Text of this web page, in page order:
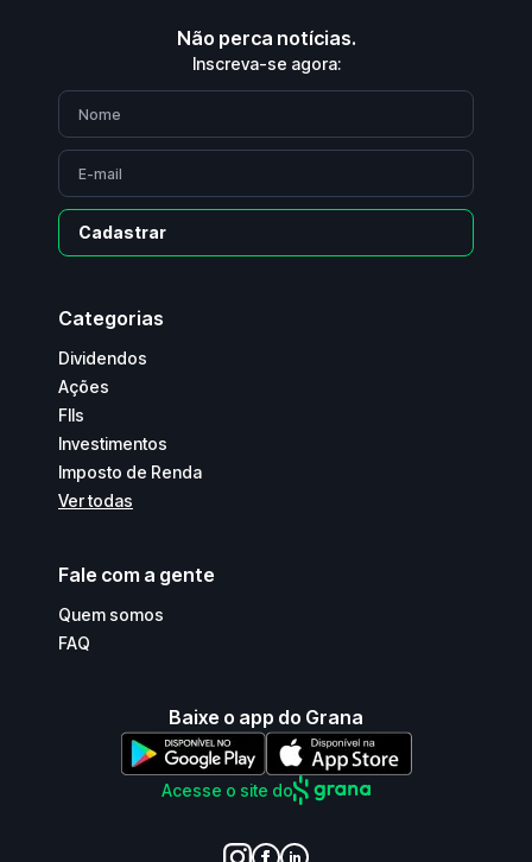
Não perca notícias.
Inscreva-se agora:
Cadastrar
Categorias
Dividendos
Ações
FIIs
Investimentos
Imposto de Renda
Ver todas
Fale com a gente
Quem somos
FAQ
Baixe o app do Grana
Acesse o site do